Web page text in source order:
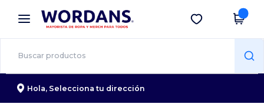
× App de Wordans
¡Mejores precios en app!
Descargar app
Hola, Selecciona tu dirección